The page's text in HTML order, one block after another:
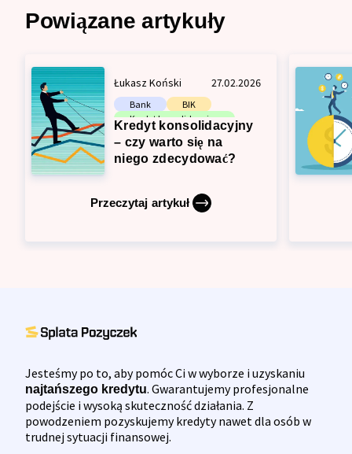
Powiązane artykuły
Łukasz Koński 27.02.2026
Bank
BIK
Kredyt konsolidacyjny
Zdolność kredytowa
Kredyt konsolidacyjny
– czy warto się na
niego zdecydować?
Przeczytaj artykuł
Jesteśmy po to, aby pomóc Ci w wyborze i uzyskaniu
najtańszego kredytu. Gwarantujemy profesjonalne
podejście i wysoką skuteczność działania. Z
powodzeniem pozyskujemy kredyty nawet dla osób w
trudnej sytuacji finansowej.